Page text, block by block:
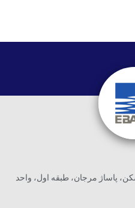
پاساژ مرجان، طبقه اول، واحد